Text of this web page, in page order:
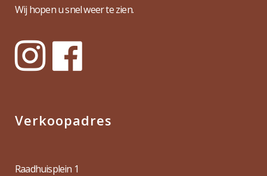
Wij hopen u snel weer te zien.
Verkoopadres
Raadhuisplein 1